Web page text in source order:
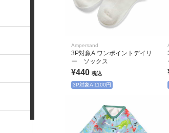
Ampersand
3P対象A ワンポイントデイリ
ー ソックス
¥440 税込
3P対象A 1100円